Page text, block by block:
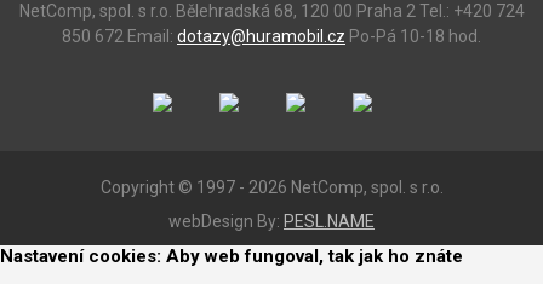
NetComp, spol. s r.o. Bělehradská 68, 120 00 Praha 2 Tel.: +420 724
850 672 Email: dotazy@huramobil.cz Po-Pá 10-18 hod.
Copyright © 1997 - 2026 NetComp, spol. s r.o.
webDesign By: PESL.NAME
Nastavení cookies: Aby web fungoval, tak jak ho znáte